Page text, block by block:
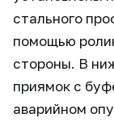
стального
помощью
стороны. В
приямок с
аварийном